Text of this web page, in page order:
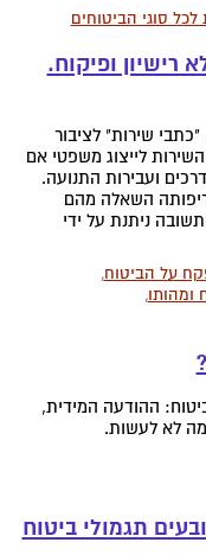
לכל סוגי הביטוחים
ללא רישיון ופיקוח.
שירות" לציבור
לייצוג משפטי אם
ועבירות התנועה.
השאלה מהם
ניתנת על ידי
על הביטוח,
ומהותו,
ההודעה המידית,
לא לעשות.